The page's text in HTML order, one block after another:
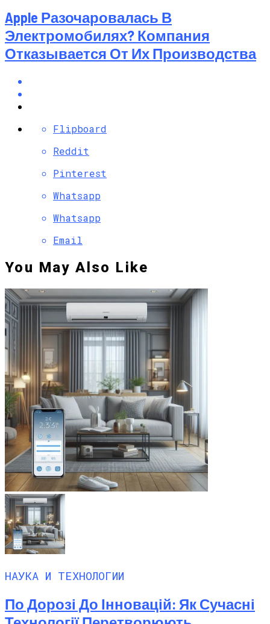
Apple Разочаровалась В
Электромобилях? Компания
Отказывается От Их Производства
Flipboard
Reddit
Pinterest
Whatsapp
Whatsapp
Email
You May Also Like
НАУКА И ТЕХНОЛОГИИ
По Дорозі До Інновацій: Як Сучасні